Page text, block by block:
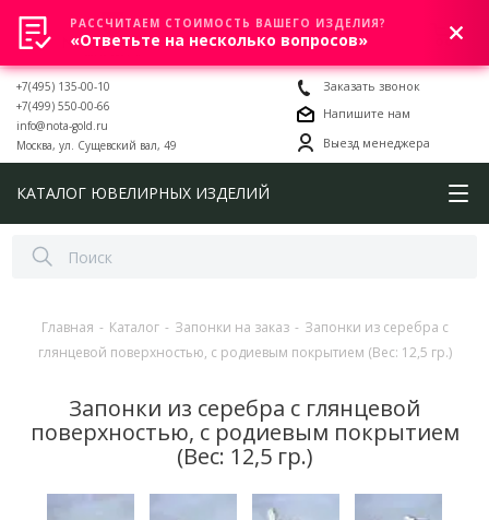
0
+7(495) 135-00-10
+7(499) 550-00-66
info@nota-gold.ru
Москва, ул. Сущевский вал, 49
Заказать звонок
Напишите нам
Выезд менеджера
КАТАЛОГ ЮВЕЛИРНЫХ ИЗДЕЛИЙ
Главная - Каталог - Запонки на заказ - Запонки из серебра с
глянцевой поверхностью, с родиевым покрытием (Вес: 12,5 гр.)
Запонки из серебра с глянцевой
поверхностью, с родиевым покрытием
(Вес: 12,5 гр.)
РАССЧИТАЕМ СТОИМОСТЬ ВАШЕГО ИЗДЕЛИЯ?
«Ответьте на несколько вопросов»